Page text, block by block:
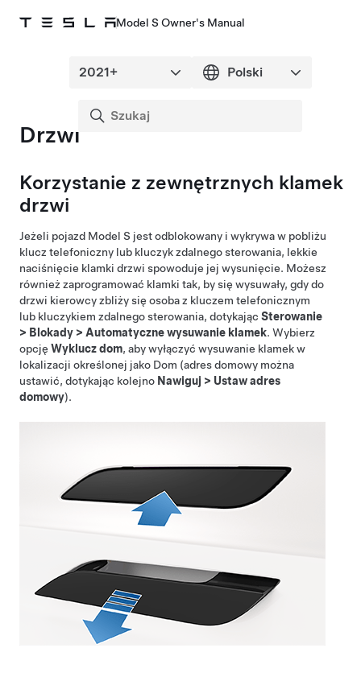
Model S Owner's Manual
Drzwi
Korzystanie z zewnętrznych klamek
drzwi
Jeżeli pojazd Model S jest odblokowany i wykrywa w pobliżu
klucz telefoniczny lub kluczyk zdalnego sterowania, lekkie
naciśnięcie klamki drzwi spowoduje jej wysunięcie. Możesz
również zaprogramować klamki tak, by się wysuwały, gdy do
drzwi kierowcy zbliży się osoba z kluczem telefonicznym
lub kluczykiem zdalnego sterowania, dotykając Sterowanie
> Blokady > Automatyczne wysuwanie klamek. Wybierz
opcję Wyklucz dom, aby wyłączyć wysuwanie klamek w
lokalizacji określonej jako Dom (adres domowy można
ustawić, dotykając kolejno Nawiguj > Ustaw adres
domowy).